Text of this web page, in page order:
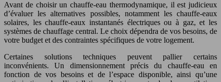
Avant de choisir un chauffe-eau thermodynamique, il est judicieux
d’évaluer les alternatives possibles, notamment les chauffe-eaux
solaires, les chauffe-eaux instantanés électriques ou à gaz, et les
systèmes de chauffage central. Le choix dépendra de vos besoins, de
votre budget et des contraintes spécifiques de votre logement.
Certaines solutions techniques peuvent pallier certains
inconvénients. Un dimensionnement précis du chauffe-eau en
fonction de vos besoins et de l’espace disponible, ainsi qu’une